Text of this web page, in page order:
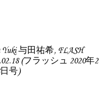
Yuki 与田祐希, FLASH
(フラッシュ 2020年2
号)